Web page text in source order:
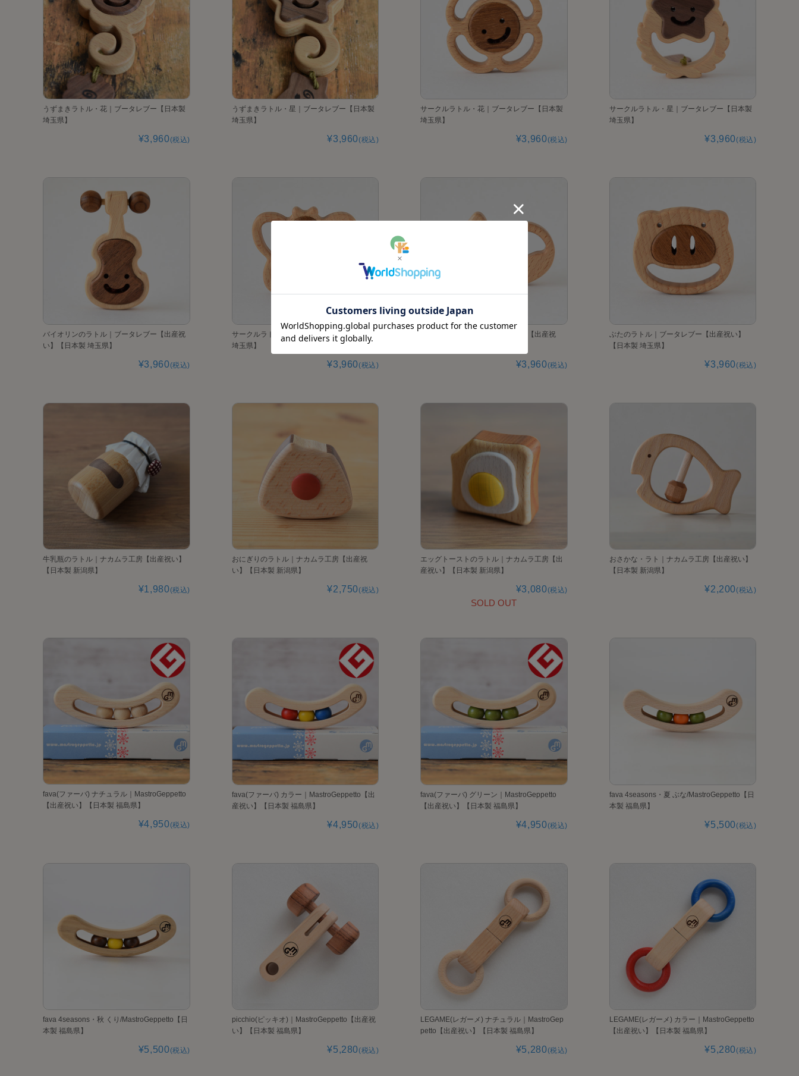
うずまきラトル・花｜ブータレブー【日本製
埼玉県】
¥3,960(税込)
うずまきラトル・星｜ブータレブー【日本製
埼玉県】
¥3,960(税込)
サークルラトル・花｜ブータレブー【日本製
埼玉県】
¥3,960(税込)
サークルラトル・星｜ブータレブー【日本製
埼玉県】
¥3,960(税込)
バイオリンのラトル｜ブータレブー【出産祝
い】【日本製 埼玉県】
¥3,960(税込)
サークルラトル・蝶｜ブータレブー【日本製
埼玉県】
¥3,960(税込)
ねむり猫のラトル｜ブータレブー【出産祝
¥3,960(税込)
ぶたのラトル｜ブータレブー【出産祝い】
【日本製 埼玉県】
¥3,960(税込)
牛乳瓶のラトル｜ナカムラ工房【出産祝い】
【日本製 新潟県】
¥1,980(税込)
おにぎりのラトル｜ナカムラ工房【出産祝
い】【日本製 新潟県】
¥2,750(税込)
エッグトーストのラトル｜ナカムラ工房【出
産祝い】【日本製 新潟県】
¥3,080(税込)
SOLD OUT
おさかな・ラト｜ナカムラ工房【出産祝い】
【日本製 新潟県】
¥2,200(税込)
fava(ファーバ) ナチュラル｜MastroGeppetto
【出産祝い】【日本製 福島県】
¥4,950(税込)
fava(ファーバ) カラー｜MastroGeppetto【出
産祝い】【日本製 福島県】
¥4,950(税込)
fava(ファーバ) グリーン｜MastroGeppetto
【出産祝い】【日本製 福島県】
¥4,950(税込)
fava 4seasons・夏 ぶな/MastroGeppetto【日
本製 福島県】
¥5,500(税込)
fava 4seasons・秋 くり/MastroGeppetto【日
本製 福島県】
¥5,500(税込)
picchio(ピッキオ)｜MastroGeppetto【出産祝
い】【日本製 福島県】
¥5,280(税込)
LEGAME(レガーメ) ナチュラル｜MastroGep
petto【出産祝い】【日本製 福島県】
¥5,280(税込)
LEGAME(レガーメ) カラー｜MastroGeppetto
【出産祝い】【日本製 福島県】
¥5,280(税込)